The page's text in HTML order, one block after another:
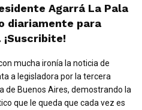
Agarrá La Pala
diariamente para
mucha ironía la noticia de
a legisladora por la tercera
de Buenos Aires, demostrando la
que le queda que cada vez es